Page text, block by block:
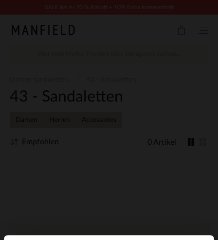
43 - Sandaletten
Damen Herren Accessoires
0 Artikel
Empfohlen